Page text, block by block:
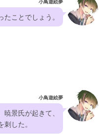
小鳥遊絵夢
ことでしょう。
小鳥遊絵夢
暁景氏が起きて、
刺した。